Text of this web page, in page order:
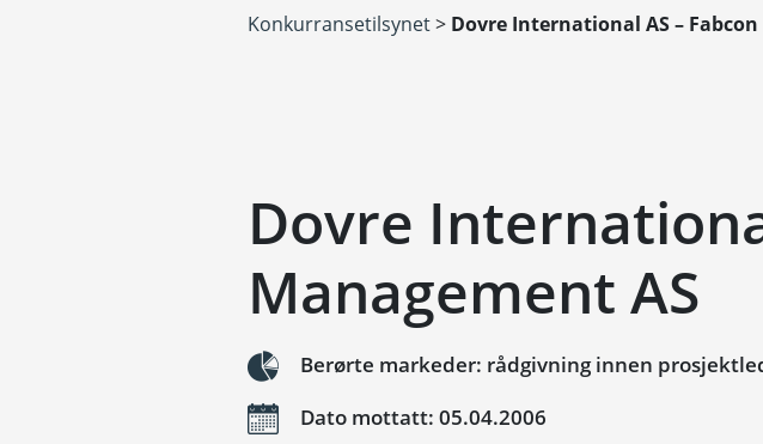
Konkurransetilsynet> Dovre International AS –
Dovre
Management AS
Berørte markeder: rådgivning innen
Dato mottatt: 05.04.2006